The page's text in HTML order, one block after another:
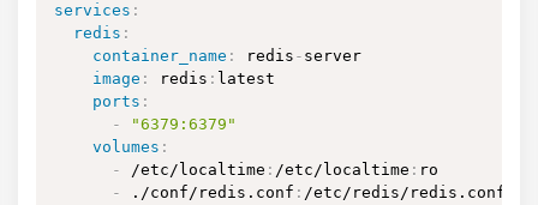
services :
redis :
container_name : redis - server
image : redis : latest
ports :
-
"6379:6379"
volumes :
-
/etc/localtime : /etc/localtime : ro
-
./conf/redis.conf : /etc/redis/redis.conf